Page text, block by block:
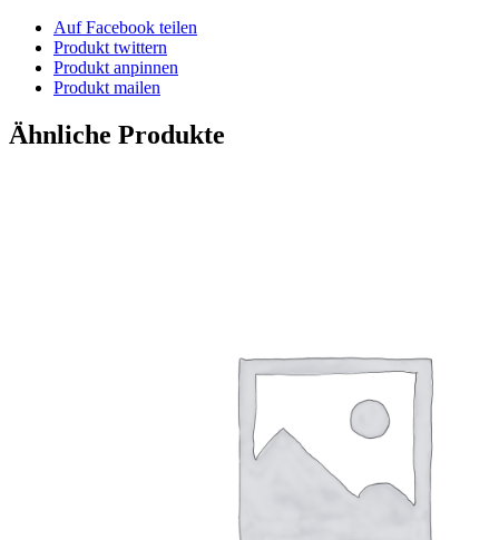
Auf Facebook teilen
Produkt twittern
Produkt anpinnen
Produkt mailen
Ähnliche Produkte